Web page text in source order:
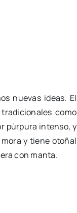
nuevas ideas. El
como
púrpura intenso, y
y tiene otoñal
con manta.